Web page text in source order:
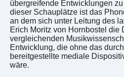
übergreifende Entwicklungen
dieser Schauplätze ist das
an dem sich unter Leitung des
Erich Moritz von Hornbostel die
vergleichenden
Entwicklung, die ohne das
bereitgestellte mediale
wäre.